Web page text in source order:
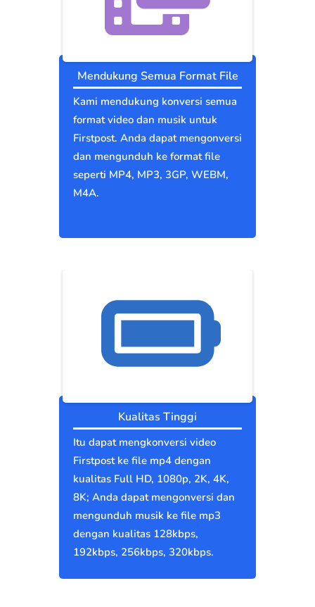
Mendukung Semua Format File
Kami mendukung konversi semua
format video dan musik untuk
Firstpost. Anda dapat mengonversi
dan mengunduh ke format file
seperti MP4, MP3, 3GP, WEBM,
M4A.
Kualitas Tinggi
Itu dapat mengkonversi video
Firstpost ke file mp4 dengan
kualitas Full HD, 1080p, 2K, 4K,
8K; Anda dapat mengonversi dan
mengunduh musik ke file mp3
dengan kualitas 128kbps,
192kbps, 256kbps, 320kbps.